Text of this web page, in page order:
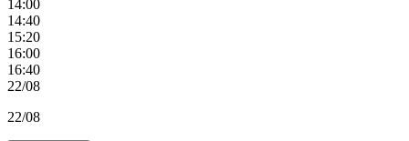
14:00
14:40
15:20
16:00
16:40
22/08
22/08